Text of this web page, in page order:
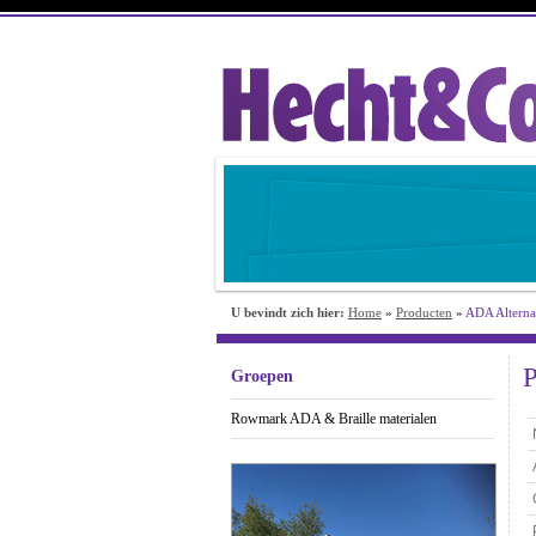
U bevindt zich hier: Home » Producten » ADA
Groepen
Rowmark ADA & Braille materialen